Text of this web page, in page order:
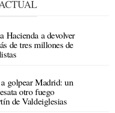
Hacienda a devolver
de tres millones de
golpear Madrid: un
otro fuego
de Valdeiglesias